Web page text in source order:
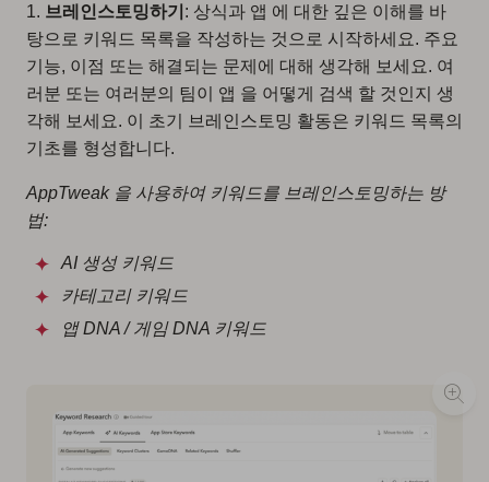
1. 브레인스토밍하기 : 상식과 앱 에 대한 깊은 이해를 바
탕으로 키워드 목록을 작성하는 것으로 시작하세요. 주요
기능, 이점 또는 해결되는 문제에 대해 생각해 보세요. 여
러분 또는 여러분의 팀이 앱 을 어떻게 검색 할 것인지 생
각해 보세요. 이 초기 브레인스토밍 활동은 키워드 목록의
기초를 형성합니다.
AppTweak 을 사용하여 키워드를 브레인스토밍하는 방
법:
AI 생성 키워드
카테고리 키워드
앱 DNA / 게임 DNA 키워드